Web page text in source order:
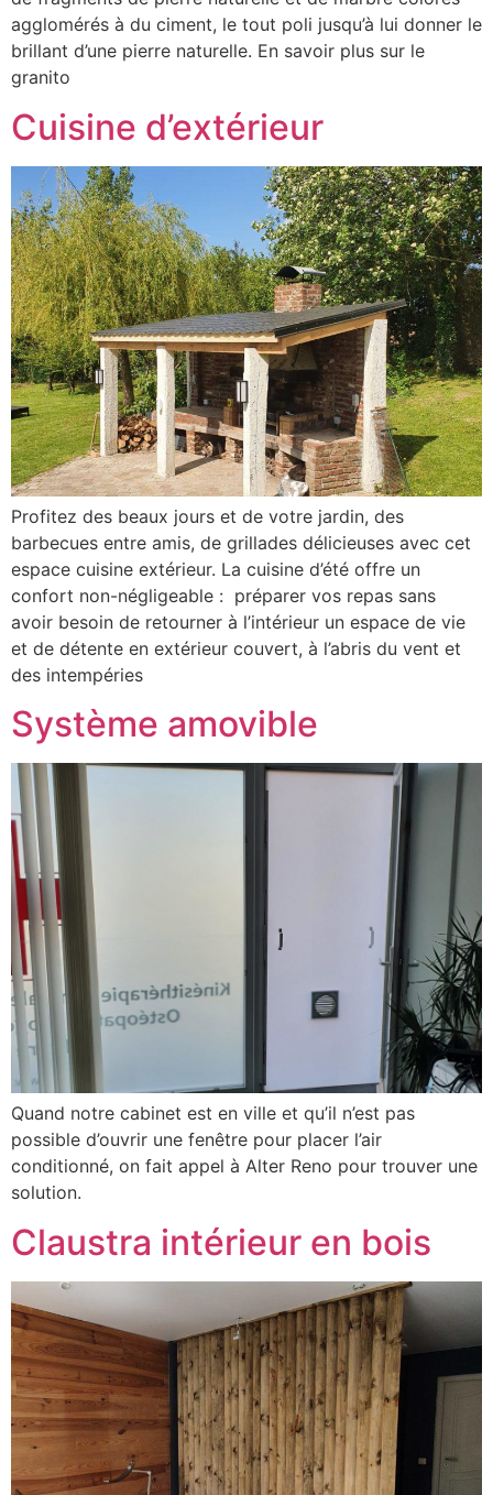
agglomérés à du ciment, le tout poli jusqu’à lui donner le
brillant d’une pierre naturelle. En savoir plus sur le
granito
Cuisine d’extérieur
Profitez des beaux jours et de votre jardin, des
barbecues entre amis, de grillades délicieuses avec cet
espace cuisine extérieur. La cuisine d’été offre un
confort non-négligeable : préparer vos repas sans
avoir besoin de retourner à l’intérieur un espace de vie
et de détente en extérieur couvert, à l’abris du vent et
des intempéries
Système amovible
Quand notre cabinet est en ville et qu’il n’est pas
possible d’ouvrir une fenêtre pour placer l’air
conditionné, on fait appel à Alter Reno pour trouver une
solution.
Claustra intérieur en bois